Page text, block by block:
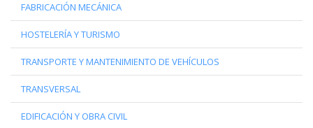
FABRICACIÓN MECÁNICA
HOSTELERÍA Y TURISMO
TRANSPORTE Y MANTENIMIENTO DE VEHÍCULOS
TRANSVERSAL
EDIFICACIÓN Y OBRA CIVIL